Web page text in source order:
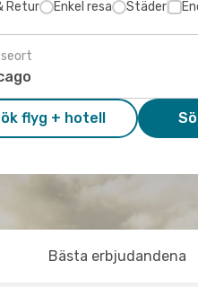
Retur Enkel resa Städer
flyg + hotell
Bästa erbjudandena